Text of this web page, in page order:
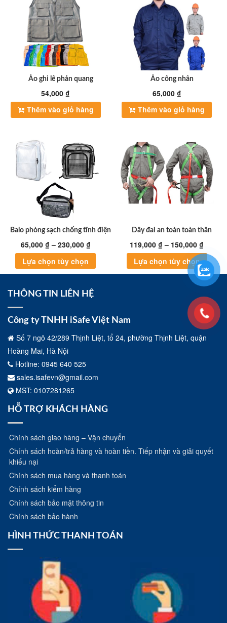
Áo ghi lê phản quang
54,000₫
Thêm vào giỏ hàng
Áo công nhân
65,000 ₫
Thêm vào giỏ hàng
Balo phòng sạch chống tĩnh điện
65,000 ₫ – 230,000 ₫
Lựa chọn tùy chọn
phẩm
thể.
tùy
thể
trên
phẩm
Dây đai an toàn toàn thân
119,000₫ – 150,000₫
Lựa chọn tùy chọn
Sản
phẩm
này
có
nhiều
biến
thể.
Các
THÔNG TIN LIÊN HỆ
Công ty TNHH iSafe Việt Nam
Số 7 ngõ 42/289 Thịnh Liệt, tổ 24, phường Thịnh Liệt, quận
Hoàng Mai, Hà Nội
Hotline: 0945 640 525
sales.isafevn@gmail.com
MST: 0107281265
HỖ TRỢ KHÁCH HÀNG
Chính sách giao hàng – Vận chuyển
Chính sách hoàn/trả hàng và hoàn tiền. Tiếp nhận và giải quyết
khiếu nại
Chính sách mua hàng và thanh toán
Chính sách kiểm hàng
Chính sách bảo mật thông tin
Chính sách bảo hành
HÌNH THỨC THANH TOÁN